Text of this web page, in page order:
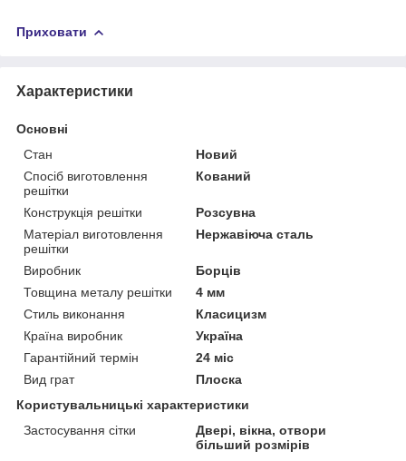
Приховати
Характеристики
Основні
Стан
Новий
Спосіб виготовлення
решітки
Кований
Конструкція решітки
Розсувна
Матеріал виготовлення
решітки
Нержавіюча сталь
Виробник
Борців
Товщина металу решітки
4 мм
Стиль виконання
Класицизм
Країна виробник
Україна
Гарантійний термін
24 міс
Вид грат
Плоска
Користувальницькі характеристики
Застосування сітки
Двері, вікна, отвори
більший розмірів